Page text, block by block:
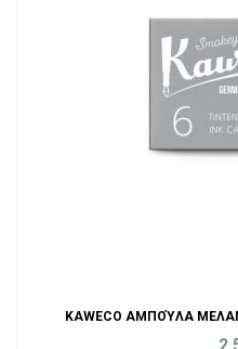
KAWECO ΑΜΠΟΎΛΑ